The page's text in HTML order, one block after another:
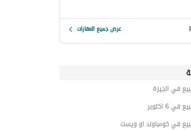
عرض جميع العقارات
في الجيزة
6 اكتوبر
في كومباوند او ويست